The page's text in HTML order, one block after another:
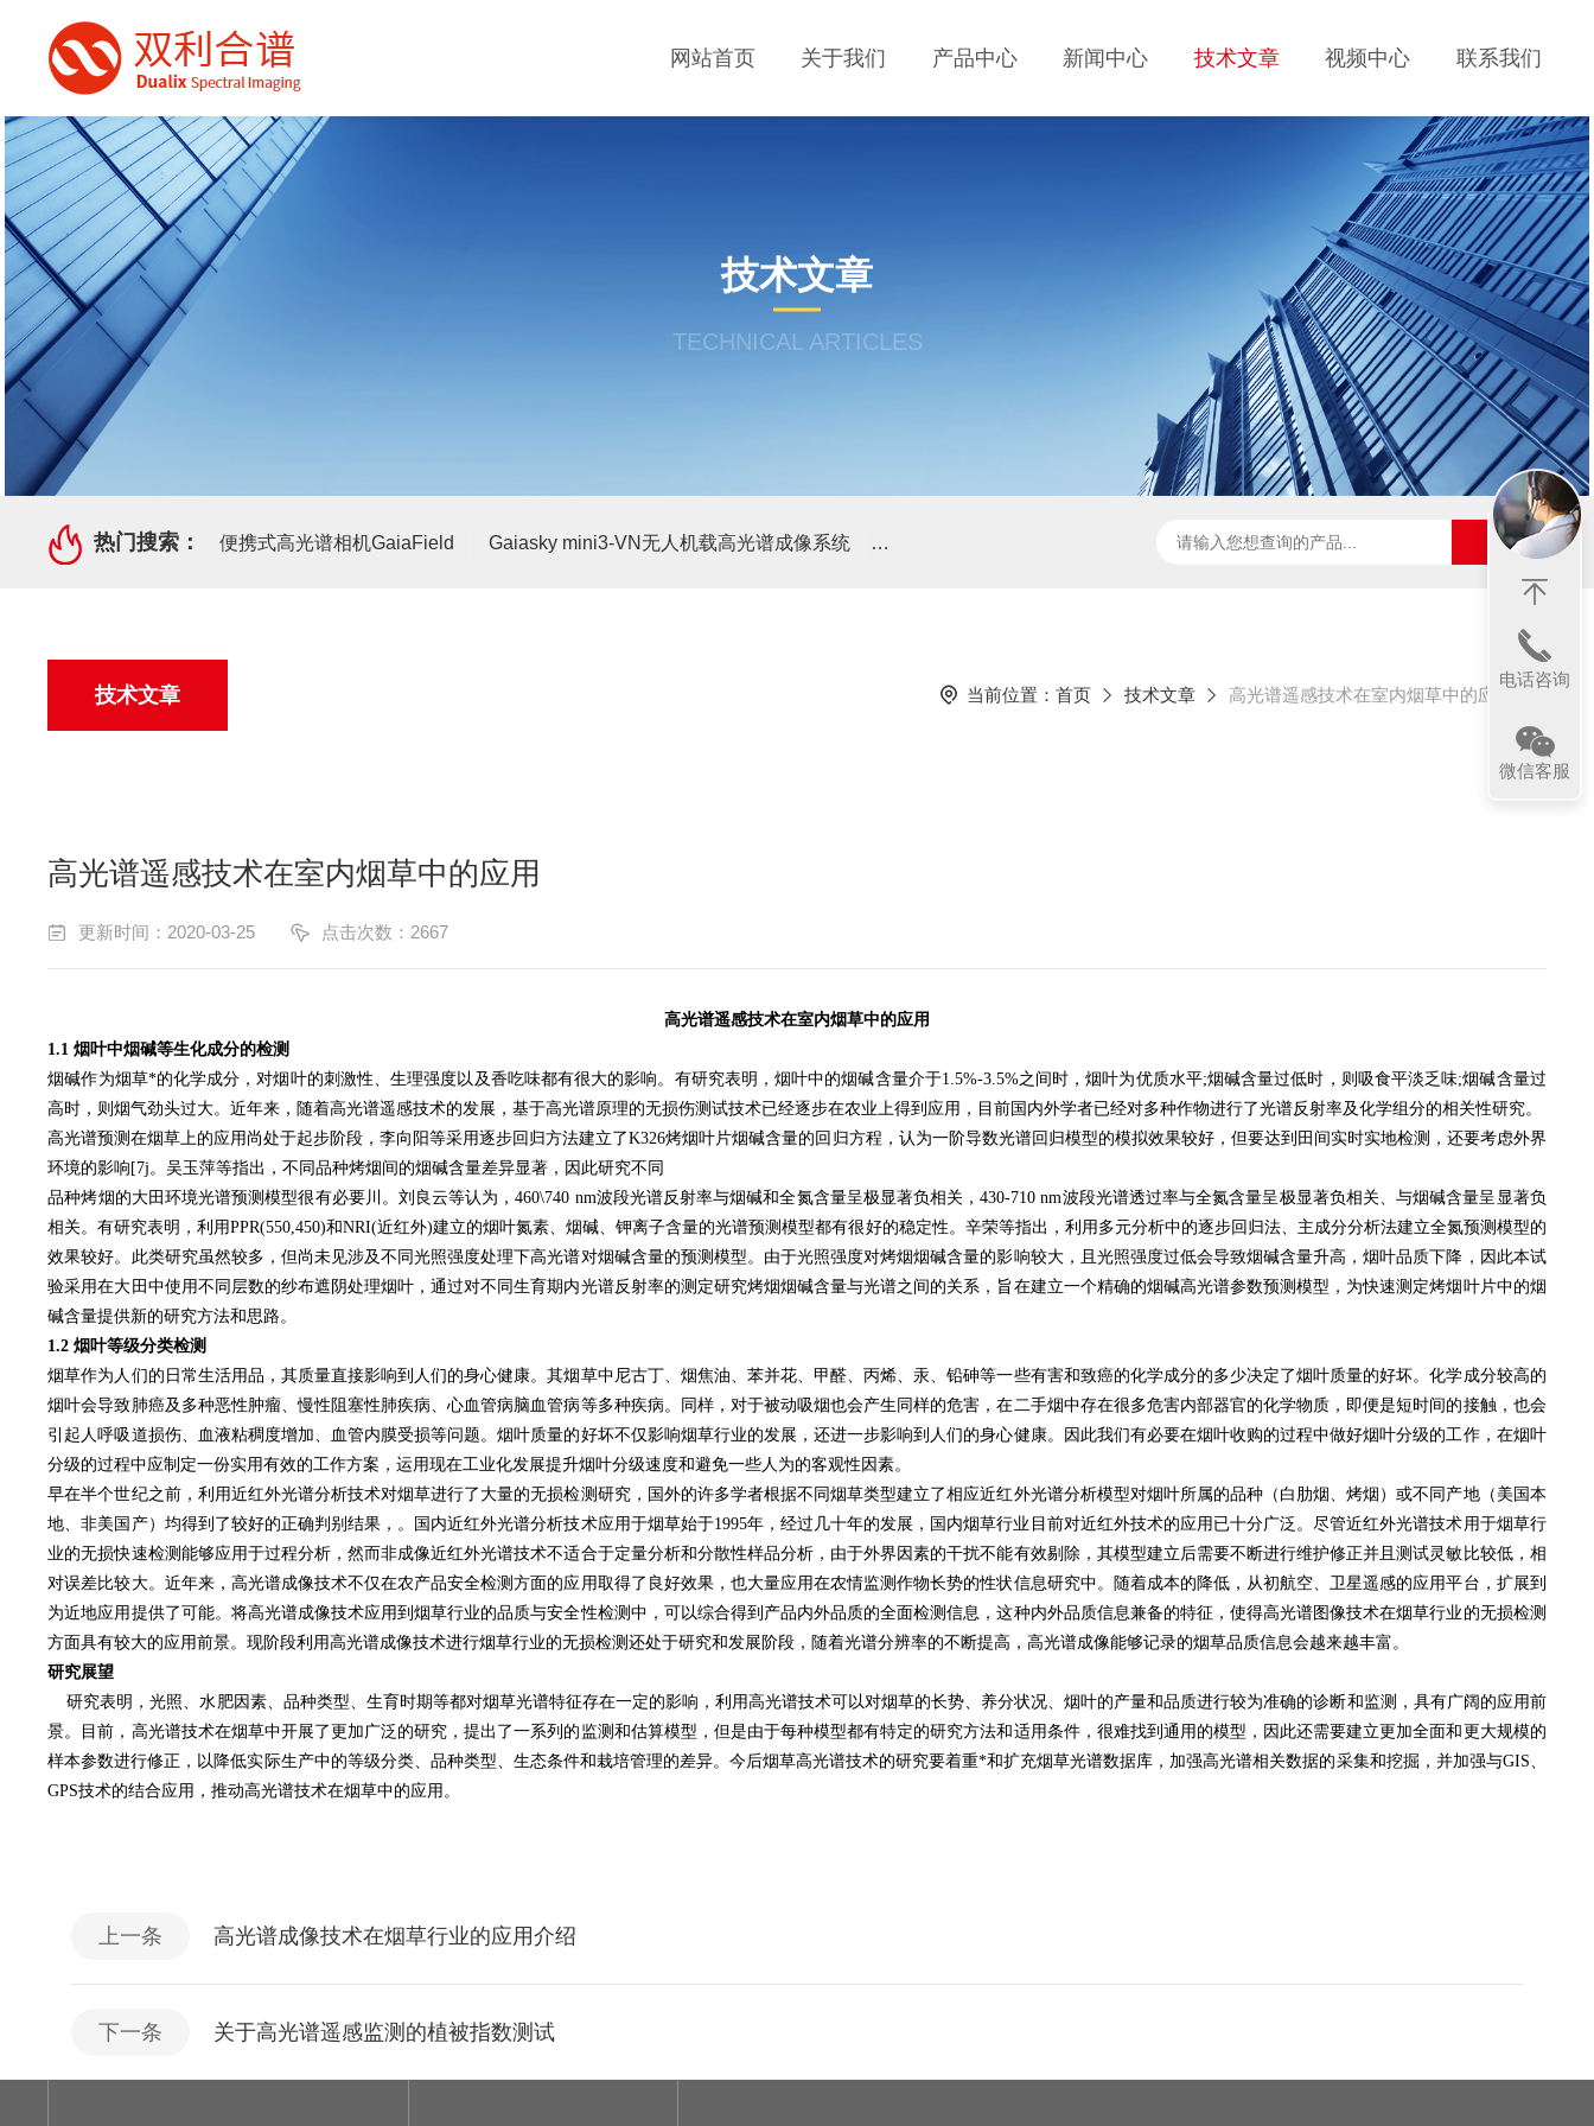
网站首页 关于我们 产品中心 新闻中心 技术文章 视频中心 联系我们
技术文章
TECHNICAL ARTICLES
热门搜索： 便携式高光谱相机GaiaField Gaiasky mini3-VN无人机载高光谱成像系统 高光谱分选仪GaiaSorter 太阳光诱导叶绿素荧光测试系统 SpecVIEW高光谱
技术文章 当前位置： 首页 技术文章 高光谱遥感技术在室内烟草中的应用
高光谱遥感技术在室内烟草中的应用
更新时间：2020-03-25 点击次数：2667
高光谱遥感技术在室内烟草中的应用
1.1烟叶中烟碱等生化成分的检测
烟碱作为烟草*的化学成分，对烟叶的刺激性、生理强度以及香吃味都有很大的影响。有研究表明，烟叶中的烟碱含量介于1.5%-3.5%之间时，烟叶为优质水平;烟碱含量过低时，则吸食平淡乏味;烟碱含量过
高时，则烟气劲头过大。近年来，随着高光谱遥感技术的发展，基于高光谱原理的无损伤测试技术已经逐步在农业上得到应用，目前国内外学者已经对多种作物进行了光谱反射率及化学组分的相关性研究。
高光谱预测在烟草上的应用尚处于起步阶段，李向阳等采用逐步回归方法建立了K326烤烟叶片烟碱含量的回归方程，认为一阶导数光谱回归模型的模拟效果较好，但要达到田间实时实地检测，还要考虑外界
环境的影响[7j。吴玉萍等指出，不同品种烤烟间的烟碱含量差异显著，因此研究不同
品种烤烟的大田环境光谱预测模型很有必要川。刘良云等认为，460\740 nm波段光谱反射率与烟碱和全氮含量呈极显著负相关，430-710 nm波段光谱透过率与全氮含量呈极显著负相关、与烟碱含量呈显著负
相关。有研究表明，利用PPR(550,450)和NRI(近红外)建立的烟叶氮素、烟碱、钾离子含量的光谱预测模型都有很好的稳定性。辛荣等指出，利用多元分析中的逐步回归法、主成分分析法建立全氮预测模型的
效果较好。此类研究虽然较多，但尚未见涉及不同光照强度处理下高光谱对烟碱含量的预测模型。由于光照强度对烤烟烟碱含量的影响较大，且光照强度过低会导致烟碱含量升高，烟叶品质下降，因此本试
验采用在大田中使用不同层数的纱布遮阴处理烟叶，通过对不同生育期内光谱反射率的测定研究烤烟烟碱含量与光谱之间的关系，旨在建立一个精确的烟碱高光谱参数预测模型，为快速测定烤烟叶片中的烟
碱含量提供新的研究方法和思路。
1.2烟叶等级分类检测
烟草作为人们的日常生活用品，其质量直接影响到人们的身心健康。其烟草中尼古丁、烟焦油、苯并花、甲醛、丙烯、汞、铅砷等一些有害和致癌的化学成分的多少决定了烟叶质量的好坏。化学成分较高的
烟叶会导致肺癌及多种恶性肿瘤、慢性阻塞性肺疾病、心血管病脑血管病等多种疾病。同样，对于被动吸烟也会产生同样的危害，在二手烟中存在很多危害内部器官的化学物质，即便是短时间的接触，也会
引起人呼吸道损伤、血液粘稠度增加、血管内膜受损等问题。烟叶质量的好坏不仅影响烟草行业的发展，还进一步影响到人们的身心健康。因此我们有必要在烟叶收购的过程中做好烟叶分级的工作，在烟叶
分级的过程中应制定一份实用有效的工作方案，运用现在工业化发展提升烟叶分级速度和避免一些人为的客观性因素。
早在半个世纪之前，利用近红外光谱分析技术对烟草进行了大量的无损检测研究，国外的许多学者根据不同烟草类型建立了相应近红外光谱分析模型对烟叶所属的品种（白肋烟、烤烟）或不同产地（美国本
地、非美国产）均得到了较好的正确判别结果，。国内近红外光谱分析技术应用于烟草始于1995年，经过几十年的发展，国内烟草行业目前对近红外技术的应用已十分广泛。尽管近红外光谱技术用于烟草行
业的无损快速检测能够应用于过程分析，然而非成像近红外光谱技术不适合于定量分析和分散性样品分析，由于外界因素的干扰不能有效剔除，其模型建立后需要不断进行维护修正并且测试灵敏比较低，相
对误差比较大。近年来，高光谱成像技术不仅在农产品安全检测方面的应用取得了良好效果，也大量应用在农情监测作物长势的性状信息研究中。随着成本的降低，从初航空、卫星遥感的应用平台，扩展到
为近地应用提供了可能。将高光谱成像技术应用到烟草行业的品质与安全性检测中，可以综合得到产品内外品质的全面检测信息，这种内外品质信息兼备的特征，使得高光谱图像技术在烟草行业的无损检测
方面具有较大的应用前景。现阶段利用高光谱成像技术进行烟草行业的无损检测还处于研究和发展阶段，随着光谱分辨率的不断提高，高光谱成像能够记录的烟草品质信息会越来越丰富。
研究展望
研究表明，光照、水肥因素、品种类型、生育时期等都对烟草光谱特征存在一定的影响，利用高光谱技术可以对烟草的长势、养分状况、烟叶的产量和品质进行较为准确的诊断和监测，具有广阔的应用前
景。目前，高光谱技术在烟草中开展了更加广泛的研究，提出了一系列的监测和估算模型，但是由于每种模型都有特定的研究方法和适用条件，很难找到通用的模型，因此还需要建立更加全面和更大规模的
样本参数进行修正，以降低实际生产中的等级分类、品种类型、生态条件和栽培管理的差异。今后烟草高光谱技术的研究要着重*和扩充烟草光谱数据库，加强高光谱相关数据的采集和挖掘，并加强与GIS、
GPS技术的结合应用，推动高光谱技术在烟草中的应用。
上一条 高光谱成像技术在烟草行业的应用介绍
下一条 关于高光谱遥感监测的植被指数测试
电话咨询
微信客服